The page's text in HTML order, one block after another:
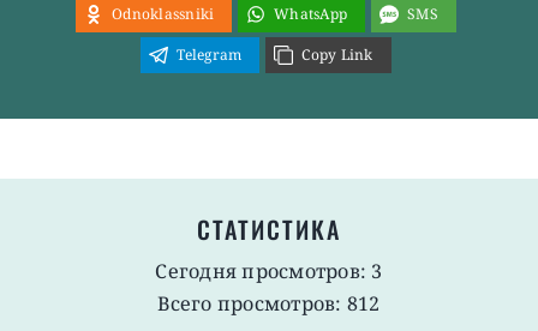
Odnoklassniki
WhatsApp
SMS
Telegram
Copy Link
СТАТИСТИКА
Сегодня просмотров: 3
Всего просмотров: 812